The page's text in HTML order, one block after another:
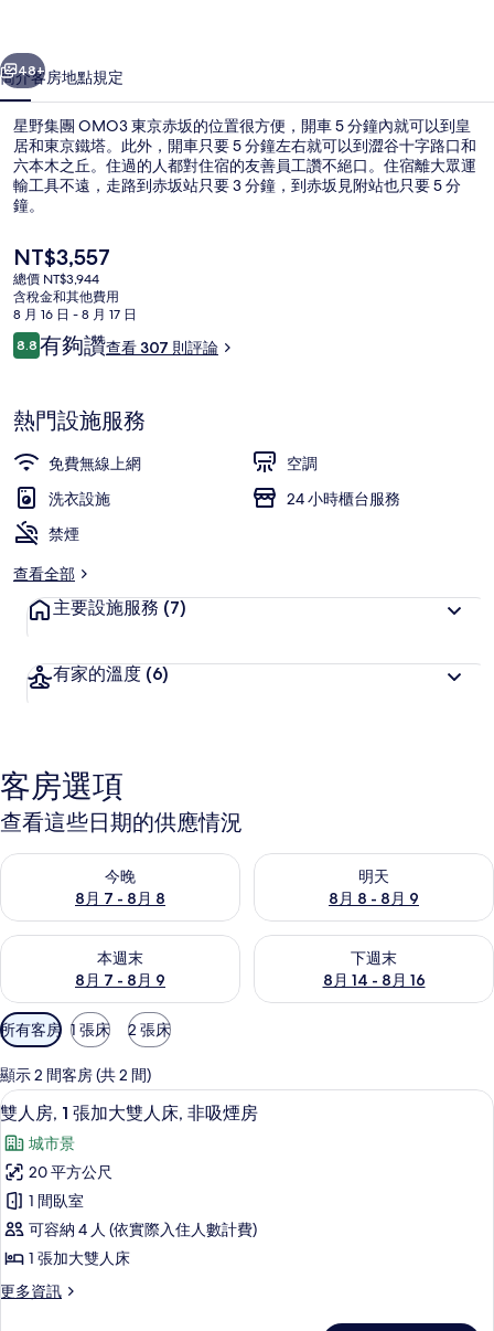
赤
坂
的
相
片
集
個 下一個
48+
簡介客房地點規定
星野集團 OMO3 東京赤坂的位置很方便，開車 5 分鐘內就可以到皇
居和東京鐵塔。此外，開車只要 5 分鐘左右就可以到澀谷十字路口和
六本木之丘。住過的人都對住宿的友善員工讚不絕口。住宿離大眾運
輸工具不遠，走路到赤坂站只要 3 分鐘，到赤坂見附站也只要 5 分
鐘。
目
前
的
價
格
是
NT$3,557
總價 NT$3,944
含稅金和其他費用
8 月 16 日 - 8 月 17 日
評
論
8.88.8 分，滿分 10 分，
有夠讚查看 307 則評論
熱門設施服務
免費無線上網
空調
洗衣設施
24 小時櫃台服務
禁煙
查看全部
主要設施服務 (7)
有家的溫度 (6)
客房選項
查看這些日期的供應情況
今晚
8月 7 - 8月 8
查看今晚 (8月 7 - 8月 8) 的供應情況
明天
8月 8 - 8月 9
查看明天 (8月 8 - 8月 9) 的供
本週末
8月 7 - 8月 9
查看本週末 (8月 7 - 8月 9) 的供應情況
下週末
8月 14 - 8月 16
查看下週末 (8月 14 - 8月 16)
可
用
的
客
房
篩
選
條
件
所有客房 1 張床 2 張床
顯示 2 間客房 (共 2 間)
顯
示
雙
人
房,
1
張
加
雙人房, 1 張加大雙人床, 非吸煙房 |
21
雙人房, 1 張加大雙人床, 非吸煙房
城市景
20 平方公尺
1 間臥室
可容納 4 人 (依實際入住人數計費)
1 張加大雙人床
更多資訊
更